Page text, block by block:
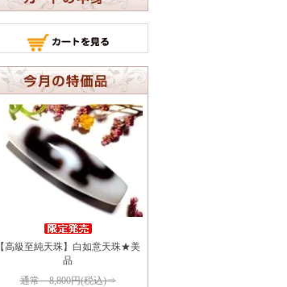
【高級至純天珠】白如意天珠★美
品
通常 8,800円(税込)⇒